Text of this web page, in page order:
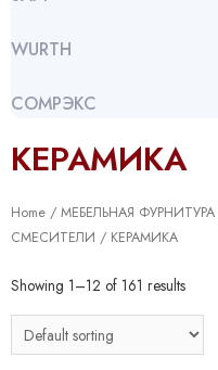
WURTH
СОМРЭКС
КЕРАМИКА
Home / МЕБЕЛЬНАЯ ФУРНИТУРА
СМЕСИТЕЛИ / КЕРАМИКА
Showing 1–12 of 161 results